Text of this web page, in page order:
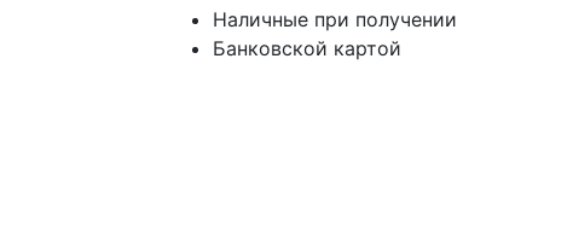
Наличные при получении
Банковской картой